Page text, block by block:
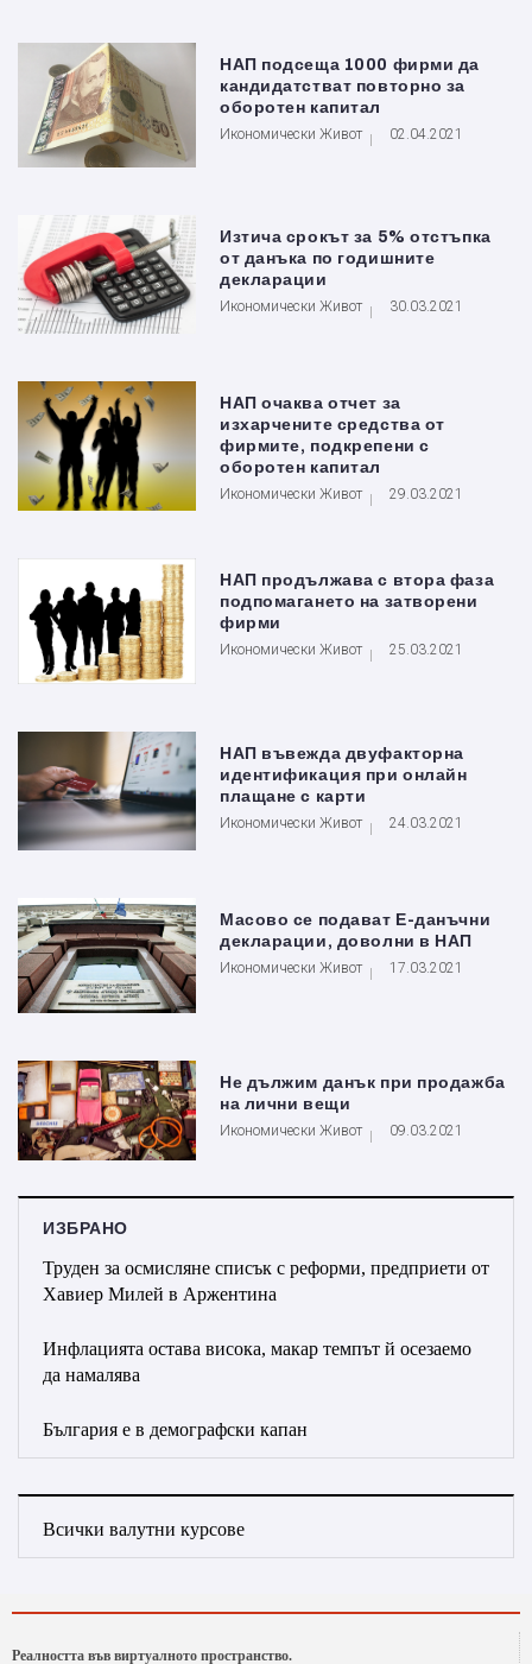
НАП подсеща 1000 фирми да
кандидатстват повторно за
оборотен капитал
Икономически Живот 02.04.2021
Изтича срокът за 5% отстъпка
от данъка по годишните
декларации
Икономически Живот 30.03.2021
НАП очаква отчет за
изхарчените средства от
фирмите, подкрепени с
оборотен капитал
Икономически Живот 29.03.2021
НАП продължава с втора фаза
подпомагането на затворени
фирми
Икономически Живот 25.03.2021
НАП въвежда двуфакторна
идентификация при онлайн
плащане с карти
Икономически Живот 24.03.2021
Масово се подават Е-данъчни
декларации, доволни в НАП
Икономически Живот 17.03.2021
Не дължим данък при продажба
на лични вещи
Икономически Живот 09.03.2021
ИЗБРАНО
Труден за осмисляне списък с реформи, предприети от
Хавиер Милей в Аржентина
Инфлацията остава висока, макар темпът й осезаемо
да намалява
България е в демографски капан
Всички валутни курсове
Реалността във виртуалното пространство.